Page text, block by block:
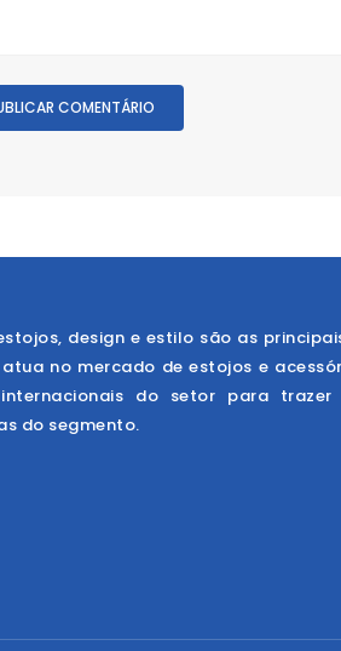
design e estilo são as
no mercado de estojos e
do setor para
do segmento.